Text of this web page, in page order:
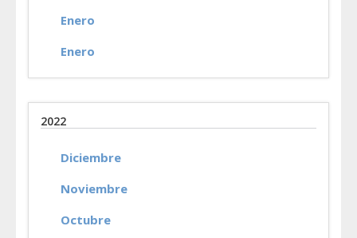
Enero
Enero
2022
Diciembre
Noviembre
Octubre